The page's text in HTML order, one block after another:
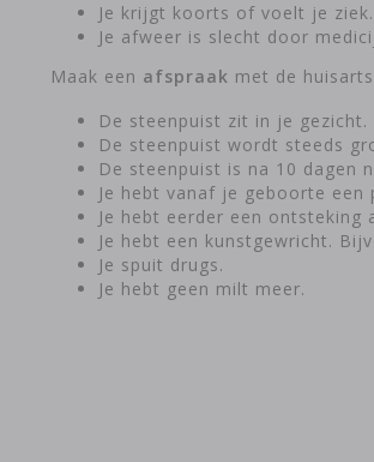
Je krijgt koorts of voelt je ziek.
Je afweer is slecht door
Maak een afspraak met de
De steenpuist zit in je gezicht.
De steenpuist wordt steeds
De steenpuist is na 10 dagen
Je hebt vanaf je geboorte
Je hebt eerder een ontsteking
Je hebt een kunstgewricht.
Je spuit drugs.
Je hebt geen milt meer.